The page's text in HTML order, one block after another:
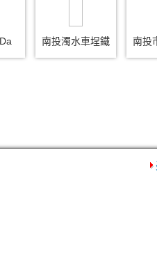
南投濁水車埕鐵 南投